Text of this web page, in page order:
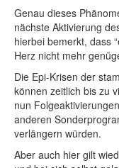
Genau dieses
nächste Aktivierung
hierbei bemerkt, dass
Herz nicht mehr
Die Epi-Krisen der
können zeitlich bis zu
nun
anderen
verlängern würden.
Aber auch hier gilt